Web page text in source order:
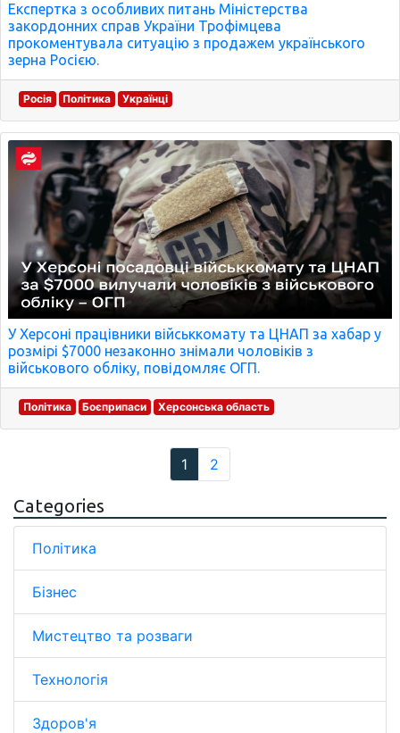
Експертка з особливих питань Міністерства
закордонних справ України Трофімцева
прокоментувала ситуацію з продажем українського
зерна Росією.
Росія Політика Українці
У Херсоні працівники військкомату та ЦНАП за хабар у
розмірі $7000 незаконно знімали чоловіків з
військового обліку, повідомляє ОГП.
Політика Боєприпаси Херсонська область
1 2
Categories
Політика
Бізнес
Мистецтво та розваги
Технологія
Здоров'я